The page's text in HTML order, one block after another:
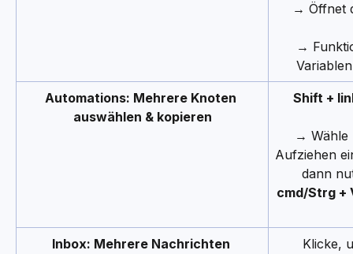
→ Öffnet
→
Automations: Mehrere Knoten
auswählen & kopieren
Shift +
→ Wähle
Aufziehen
dann
cmd/Strg +
Inbox: Mehrere Nachrichten
Klicke,